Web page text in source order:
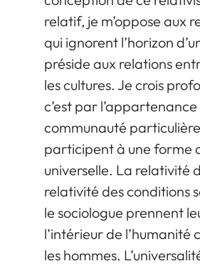
relatif, je m’oppose aux
qui ignorent l’horizon
préside aux relations
les cultures. Je crois
c’est par l’appartenance
communauté
participent à une forme
universelle. La relativité
relativité des conditions
le sociologue prennent
l’intérieur de l’humanité
les hommes.